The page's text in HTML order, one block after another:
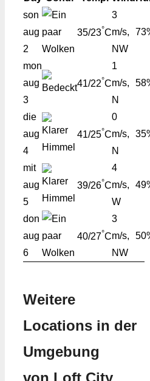
son
aug
2
35/23°C
3
m/s,
NW
mon
aug
3
41/22°C
1
m/s,
N
die
aug
4
41/25°C
0
m/s,
N
mit
aug
5
39/26°C
4
m/s,
W
don
aug
6
40/27°C
3
m/s,
NW
Weitere
Locations in der
Umgebung
von Loft City